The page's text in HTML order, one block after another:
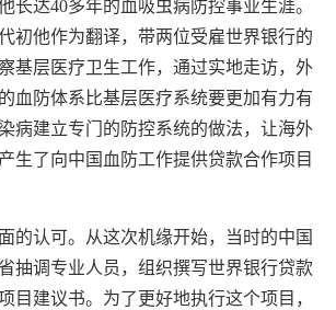
长达40多年的血吸虫病防控事业生涯。
初他作为翻译，带两位受雇世界银行的
基层医疗卫生工作，通过实地走访，外
血防体系比基层医疗系统要更加有力有
病建立专门的防控系统的做法，让海外
生了向中国血防工作提供贷款合作项目
的认可。从这次机缘开始，当时的中国
抽调专业人员，组织撰写世界银行贷款
目建议书。为了更好地执行这个项目，